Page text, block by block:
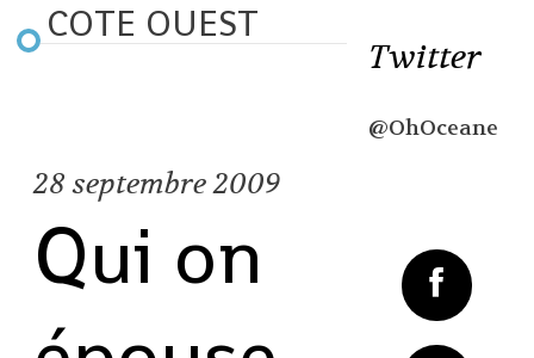
COTE OUEST
28 septembre 2009
Qui on
Twitter
@OhOceane